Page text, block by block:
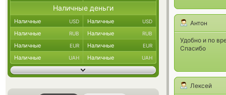
Антон
Удобно и по
Спасибо
Лексей
Наличные деньги
Наличные USD Наличные USD
Наличные RUB Наличные RUB
Наличные EUR Наличные EUR
Наличные UAH Наличные UAH